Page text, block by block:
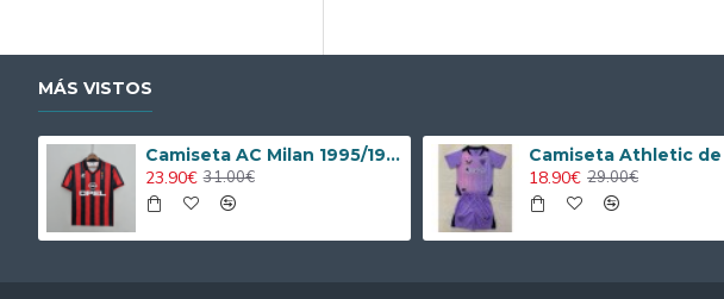
MÁS VISTOS
Camiseta AC Milan 1995/1996 Local Retro
23.90€ 31.00€ 18.90€ 29.00€